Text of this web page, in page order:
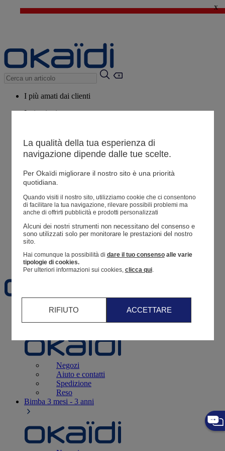
🔥SALDI : Ancora più prodotti fino al -60%*>
x
I più amati dai clienti
Ispirazioni
Potrebbero piacerti anche
Tutti i prodotti
Resoconto di un ordine
Preferiti
3 - 12 mesi
Negozi
Aiuto e contatti
Spedizione
Reso
Bimba 3 mesi - 3 anni
La qualità della tua esperienza di
navigazione dipende dalle tue scelte.
Per Okaïdi migliorare il nostro sito è una priorità
quotidiana.
Quando visiti il ​​nostro sito, utilizziamo cookie che ci consentono
di facilitare la tua navigazione, rilevare possibili problemi ma
anche di offrirti pubblicità e prodotti personalizzati
Alcuni dei nostri strumenti non necessitano del consenso e
sono utilizzati solo per monitorare le prestazioni del nostro
sito.
Hai comunque la possibilità di dare il tuo consensoalle varie
tipologie di cookies.
Per ulteriori informazioni sui cookies, clicca qui.
RIFIUTO ACCETTARE